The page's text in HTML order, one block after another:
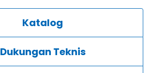
Katalog
Dukungan Teknis